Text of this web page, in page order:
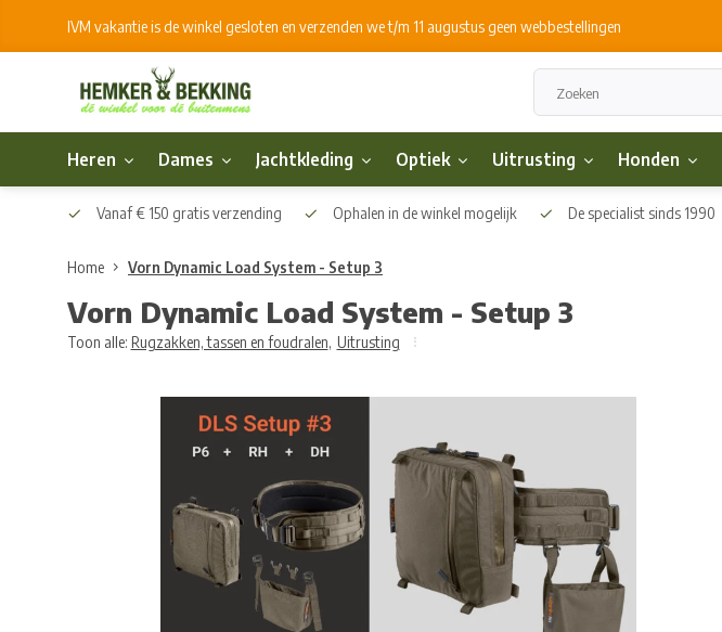
IVM vakantie is de winkel gesloten en verzenden we t/m 11 augustus geen webbestellingen
Heren Dames Jachtkleding Optiek Uitrusting Honden
Vanaf € 150 gratis verzending Ophalen in de winkel mogelijk De specialist sinds 1990
Home Vorn Dynamic Load System - Setup 3
Vorn Dynamic Load System - Setup 3
Toon alle: Rugzakken, tassen en foudralen, Uitrusting